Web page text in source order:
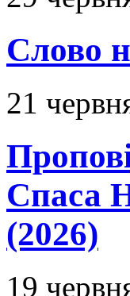
Слово
21
Спаса
(2026)
19